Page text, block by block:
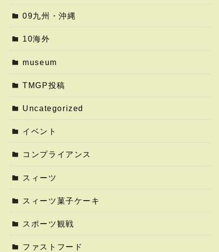
09九州・沖縄
10海外
museum
TMGP投稿
Uncategorized
イベント
コンプライアンス
スィーツ
スィーツ菓子ケーキ
スポーツ観戦
ファストフード